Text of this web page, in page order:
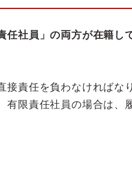
任社員」の両方が在籍し
接責任を負わなければな
有限責任社員の場合は、